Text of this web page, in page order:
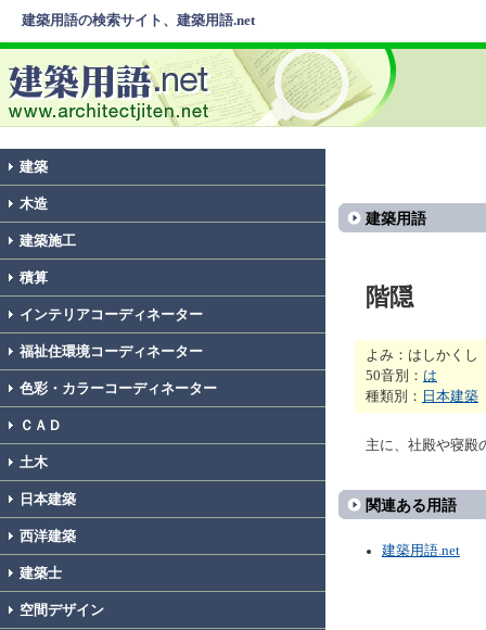
建築用語の検索サイト、建築用語.net
建築
木造
建築施工
積算
インテリアコーディネーター
福祉住環境コーディネーター
色彩・カラーコーディネーター
ＣＡＤ
土木
日本建築
西洋建築
建築士
空間デザイン
建築用語
階隠
よみ：はしかくし
50音別： は
種類別： 日本建築
主に、社殿や寝殿
関連ある用語
建築用語.net